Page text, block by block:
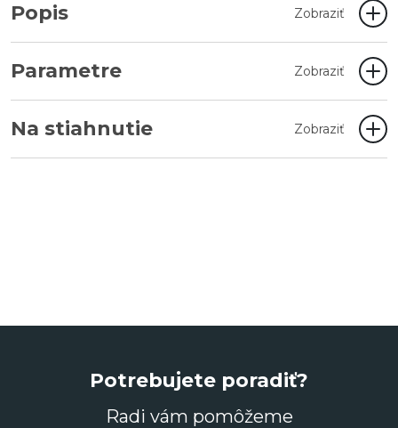
Popis Zobraziť
Parametre Zobraziť
Na stiahnutie Zobraziť
Potrebujete poradiť?
Radi vám pomôžeme